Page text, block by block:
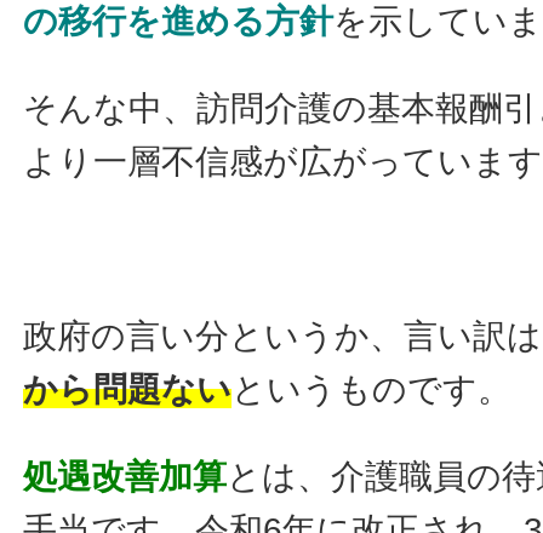
の移行を進める方針を示してい
そんな中、訪問介護の基本報酬
より一層不信感が広がっていま
政府の言い分というか、言い訳
から問題ないというものです。
処遇改善加算とは、介護職員の